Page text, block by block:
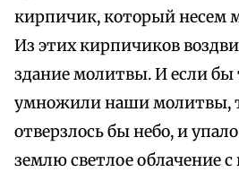
кирпичик, который несем
Из этих кирпичиков
здание молитвы. И если бы
умножили наши молитвы,
отверзлось бы небо, и
землю светлое облачение